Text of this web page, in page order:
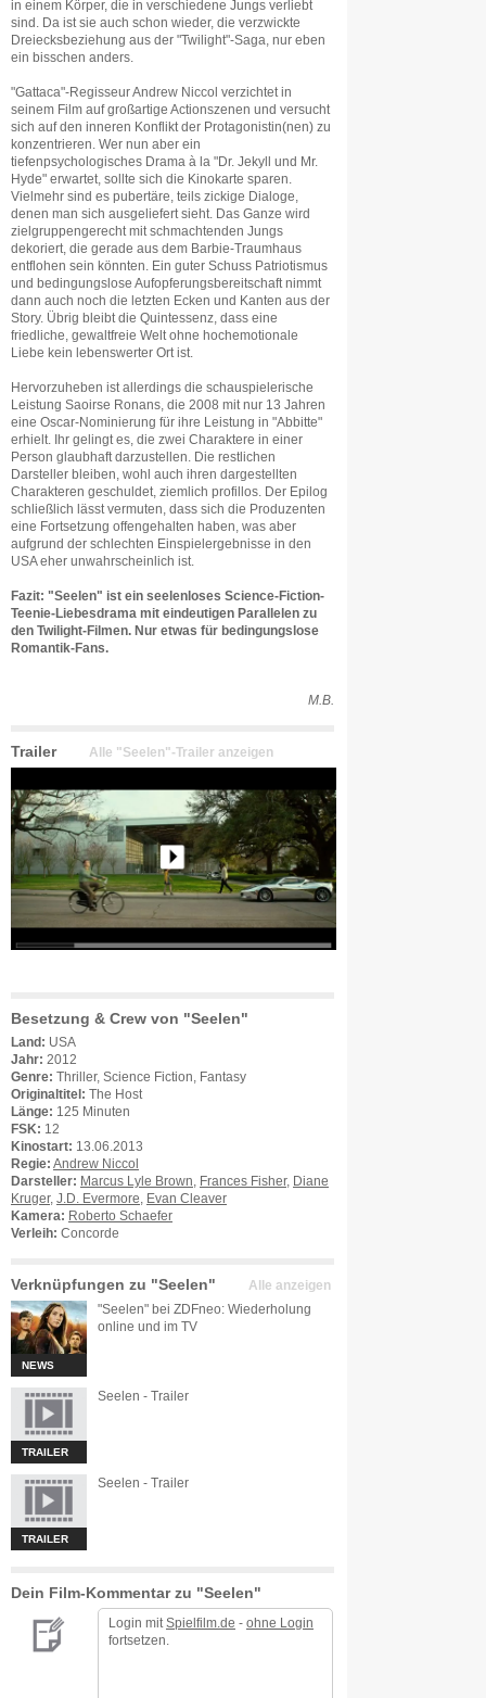
in einem Körper, die in verschiedene Jungs verliebt
sind. Da ist sie auch schon wieder, die verzwickte
Dreiecksbeziehung aus der "Twilight"-Saga, nur eben
ein bisschen anders.
"Gattaca"-Regisseur Andrew Niccol verzichtet in
seinem Film auf großartige Actionszenen und versucht
sich auf den inneren Konflikt der Protagonistin(nen) zu
konzentrieren. Wer nun aber ein
tiefenpsychologisches Drama à la "Dr. Jekyll und Mr.
Hyde" erwartet, sollte sich die Kinokarte sparen.
Vielmehr sind es pubertäre, teils zickige Dialoge,
denen man sich ausgeliefert sieht. Das Ganze wird
zielgruppengerecht mit schmachtenden Jungs
dekoriert, die gerade aus dem Barbie-Traumhaus
entflohen sein könnten. Ein guter Schuss Patriotismus
und bedingungslose Aufopferungsbereitschaft nimmt
dann auch noch die letzten Ecken und Kanten aus der
Story. Übrig bleibt die Quintessenz, dass eine
friedliche, gewaltfreie Welt ohne hochemotionale
Liebe kein lebenswerter Ort ist.
Hervorzuheben ist allerdings die schauspielerische
Leistung Saoirse Ronans, die 2008 mit nur 13 Jahren
eine Oscar-Nominierung für ihre Leistung in "Abbitte"
erhielt. Ihr gelingt es, die zwei Charaktere in einer
Person glaubhaft darzustellen. Die restlichen
Darsteller bleiben, wohl auch ihren dargestellten
Charakteren geschuldet, ziemlich profillos. Der Epilog
schließlich lässt vermuten, dass sich die Produzenten
eine Fortsetzung offengehalten haben, was aber
aufgrund der schlechten Einspielergebnisse in den
USA eher unwahrscheinlich ist.
Fazit: "Seelen" ist ein seelenloses Science-Fiction-
Teenie-Liebesdrama mit eindeutigen Parallelen zu
den Twilight-Filmen. Nur etwas für bedingungslose
Romantik-Fans.
M.B.
Trailer Alle "Seelen"-Trailer anzeigen
Besetzung & Crew von "Seelen"
Land: USA
Jahr: 2012
Genre: Thriller, Science Fiction, Fantasy
Originaltitel: The Host
Länge: 125 Minuten
FSK: 12
Kinostart: 13.06.2013
Regie: Andrew Niccol
Darsteller: Marcus Lyle Brown Frances Fisher, Diane
Kruger, J.D. Evermore
Evan Cleaver
Kamera: Roberto Schaefer
Verleih: Concorde
Verknüpfungen zu "Seelen" Alle anzeigen
NEWS
"Seelen" bei ZDFneo: Wiederholung
online und im TV
TRAILER
Seelen - Trailer
TRAILER
Seelen - Trailer
Dein Film-Kommentar zu "Seelen"
Login mit Spielfilm.de - ohne Login
fortsetzen.